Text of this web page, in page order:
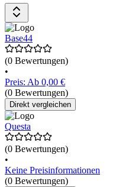
Base44
(0 Bewertungen)
•
Preis: Ab 0,00 €
(0 Bewertungen)
Direkt vergleichen
Questa
(0 Bewertungen)
•
Keine Preisinformationen
(0 Bewertungen)